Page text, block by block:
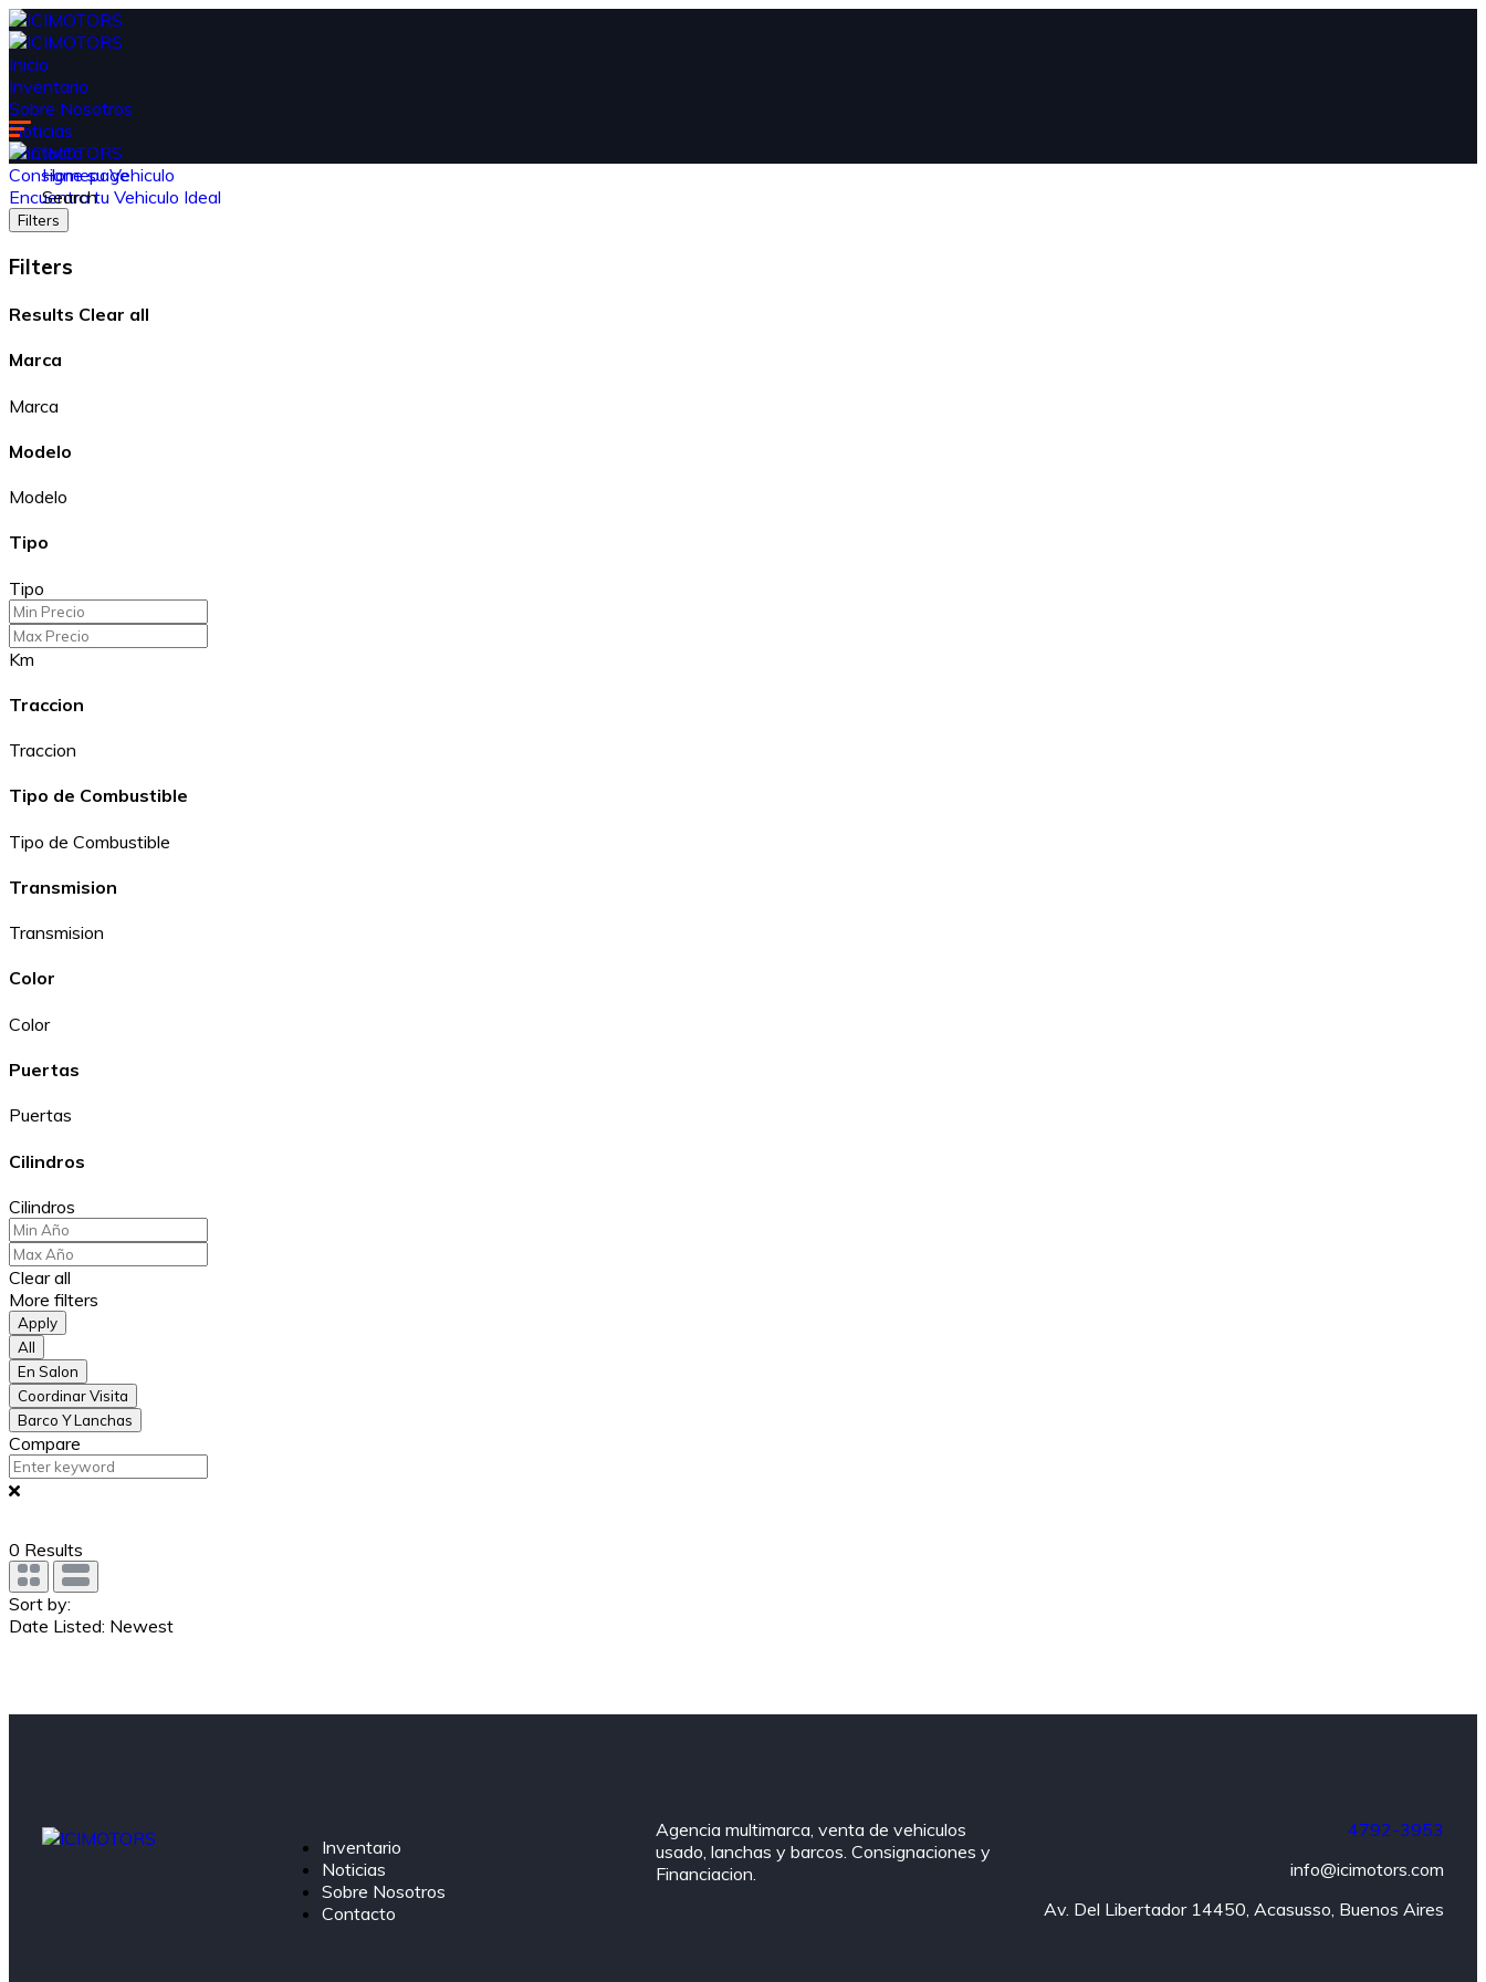
Inicio
Inventario
Sobre Nosotros
Noticias
Contacto
Consigne su Vehiculo
Encuentra tu Vehiculo Ideal
Homepage
Search
Filters
Filters
Results Clear all
Marca
Marca
Modelo
Modelo
Tipo
Tipo
Km
Traccion
Traccion
Tipo de Combustible
Tipo de Combustible
Transmision
Transmision
Color
Color
Puertas
Puertas
Cilindros
Cilindros
Clear all
More filters
Apply
All
En Salon
Coordinar Visita
Barco Y Lanchas
Compare
0 Results
Sort by:
Date Listed: Newest
Inventario
Noticias
Sobre Nosotros
Contacto
Agencia multimarca, venta de vehiculos
usado, lanchas y barcos. Consignaciones y
Financiacion.
4792-3953
info@icimotors.com
Av. Del Libertador 14450, Acasusso, Buenos Aires